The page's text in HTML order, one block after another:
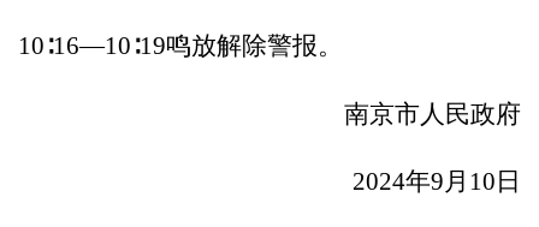
10∶16—10∶19鸣放解除警报。
南京市人民政府
2024年9月10日